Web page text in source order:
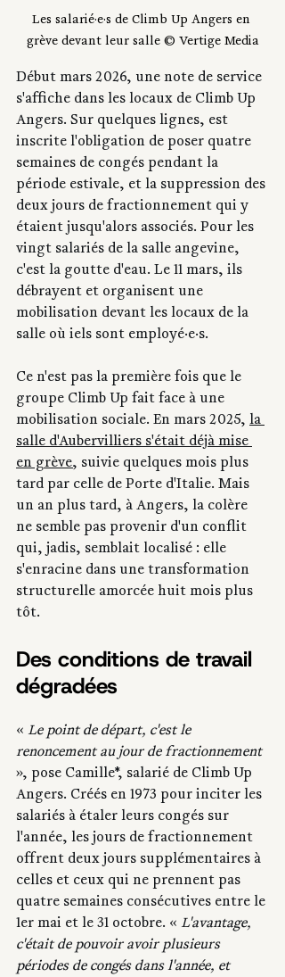
Les salarié·e·s de Climb Up Angers en
grève devant leur salle © Vertige Media
Début mars 2026, une note de service
s'affiche dans les locaux de Climb Up
Angers. Sur quelques lignes, est
inscrite l'obligation de poser quatre
semaines de congés pendant la
période estivale, et la suppression des
deux jours de fractionnement qui y
étaient jusqu'alors associés. Pour les
vingt salariés de la salle angevine,
c'est la goutte d'eau. Le 11 mars, ils
débrayent et organisent une
mobilisation devant les locaux de la
salle où iels sont employé·e·s.
Ce n'est pas la première fois que le
groupe Climb Up fait face à une
mobilisation sociale. En mars 2025, la
salle d'Aubervilliers s'était déjà mise
en grève, suivie quelques mois plus
tard par celle de Porte d'Italie. Mais
un an plus tard, à Angers, la colère
ne semble pas provenir d'un conflit
qui, jadis, semblait localisé : elle
s'enracine dans une transformation
structurelle amorcée huit mois plus
tôt.
Des conditions de travail
dégradées
« Le point de départ, c'est le
renoncement au jour de fractionnement
», pose Camille*, salarié de Climb Up
Angers. Créés en 1973 pour inciter les
salariés à étaler leurs congés sur
l'année, les jours de fractionnement
offrent deux jours supplémentaires à
celles et ceux qui ne prennent pas
quatre semaines consécutives entre le
1er mai et le 31 octobre. « L'avantage,
c'était de pouvoir avoir plusieurs
périodes de congés dans l'année, et